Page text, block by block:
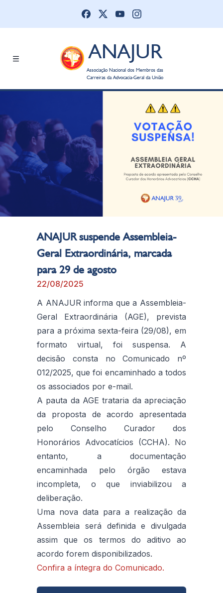
ANAJUR
Associação Nacional dos Membros das
Carreiras da Advocacia-Geral da União
ANAJUR suspende Assembleia-
Geral Extraordinária, marcada
para 29 de agosto
22/08/2025
A ANAJUR informa que a Assembleia-
Geral Extraordinária (AGE), prevista
para a próxima sexta-feira (29/08), em
formato virtual, foi suspensa. A
decisão consta no Comunicado nº
012/2025, que foi encaminhado a todos
os associados por e-mail.
A pauta da AGE trataria da apreciação
da proposta de acordo apresentada
pelo Conselho Curador dos
Honorários Advocatícios (CCHA). No
entanto, a documentação
encaminhada pelo órgão estava
incompleta, o que inviabilizou a
deliberação.
Uma nova data para a realização da
Assembleia será definida e divulgada
assim que os termos do aditivo ao
acordo forem disponibilizados.
Confira a íntegra do Comunicado.